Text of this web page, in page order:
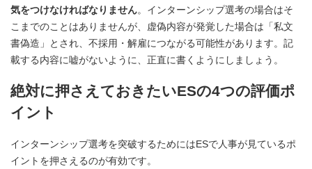
気をつけなければなりません。インターンシップ選考の場合はそ
こまでのことはありませんが、虚偽内容が発覚した場合は「私文
書偽造」とされ、不採用・解雇につながる可能性があります。記
載する内容に嘘がないように、正直に書くようにしましょう。
絶対に押さえておきたいESの4つの評価ポ
イント
インターンシップ選考を突破するためにはESで人事が見ているポ
イントを押さえるのが有効です。